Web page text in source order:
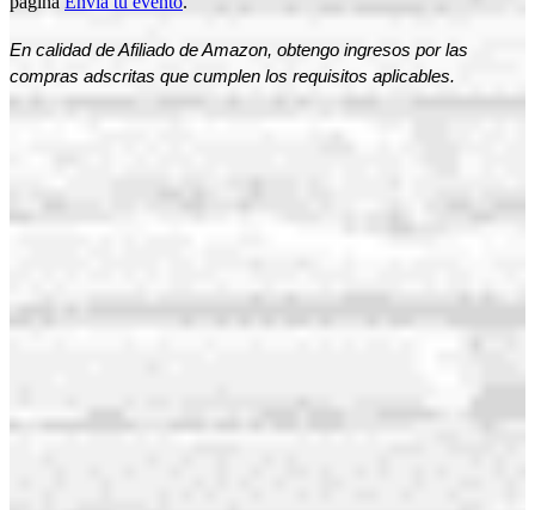
En calidad de Afiliado de Amazon, obtengo ingresos por las
compras adscritas que cumplen los requisitos aplicables.